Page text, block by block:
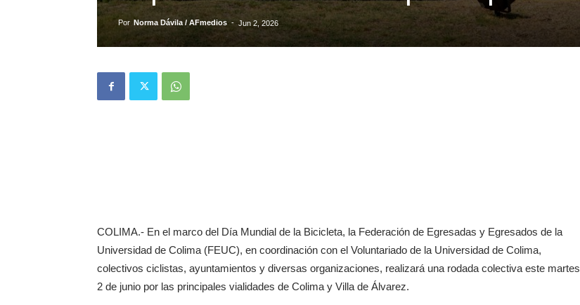
Por Norma Dávila / AFmedios - Jun 2, 2026
COLIMA.- En el marco del Día Mundial de la Bicicleta, la Federación de Egresadas y Egresados de la
Universidad de Colima (FEUC), en coordinación con el Voluntariado de la Universidad de Colima,
colectivos ciclistas, ayuntamientos y diversas organizaciones, realizará una rodada colectiva este martes
2 de junio por las principales vialidades de Colima y Villa de Álvarez.